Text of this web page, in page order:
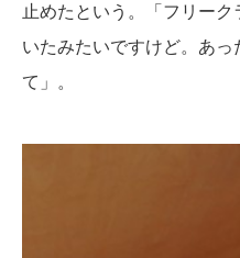
止めたという。「フリー
いたみたいですけど。あ
て」。